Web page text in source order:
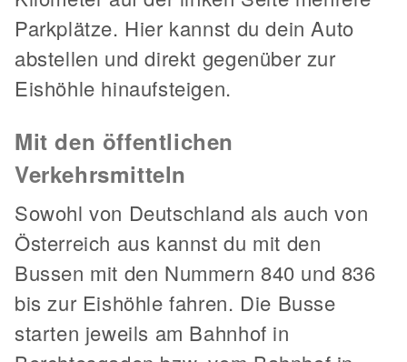
Parkplätze. Hier kannst du dein Auto
abstellen und direkt gegenüber zur
Eishöhle hinaufsteigen.
Mit den öffentlichen
Verkehrsmitteln
Sowohl von Deutschland als auch von
Österreich aus kannst du mit den
Bussen mit den Nummern 840 und 836
bis zur Eishöhle fahren. Die Busse
starten jeweils am Bahnhof in